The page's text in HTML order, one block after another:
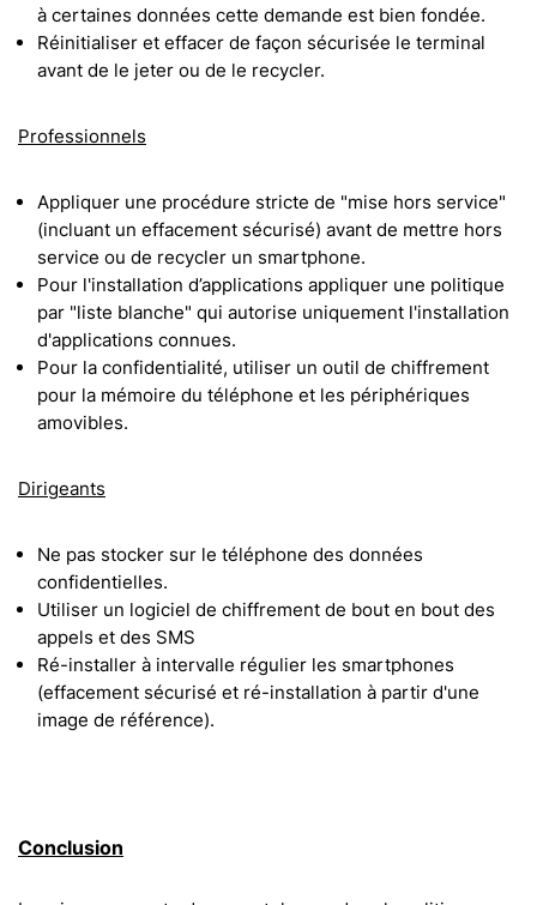
à certaines données cette demande est bien fondée.
Réinitialiser et effacer de façon sécurisée le terminal
avant de le jeter ou de le recycler.
Professionnels
Appliquer une procédure stricte de "mise hors service"
(incluant un effacement sécurisé) avant de mettre hors
service ou de recycler un smartphone.
Pour l'installation d’applications appliquer une politique
par "liste blanche" qui autorise uniquement l'installation
d'applications connues.
Pour la confidentialité, utiliser un outil de chiffrement
pour la mémoire du téléphone et les périphériques
amovibles.
Dirigeants
Ne pas stocker sur le téléphone des données
confidentielles.
Utiliser un logiciel de chiffrement de bout en bout des
appels et des SMS
Ré-installer à intervalle régulier les smartphones
(effacement sécurisé et ré-installation à partir d'une
image de référence).
Conclusion